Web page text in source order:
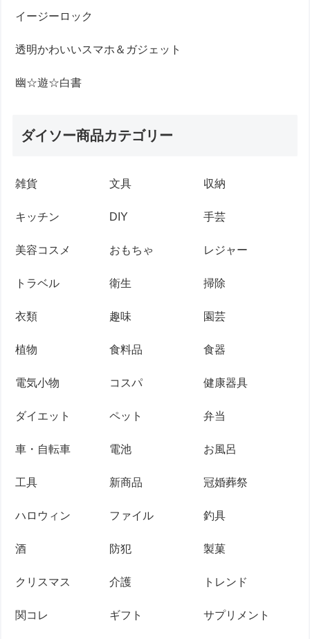
イージーロック
透明かわいいスマホ＆ガジェット
幽☆遊☆白書
ダイソー商品カテゴリー
雑貨 文具 収納
キッチン DIY 手芸
美容コスメ おもちゃ レジャー
トラベル 衛生 掃除
衣類 趣味 園芸
植物 食料品 食器
電気小物 コスパ 健康器具
ダイエット ペット 弁当
車・自転車 電池 お風呂
工具 新商品 冠婚葬祭
ハロウィン ファイル 釣具
酒 防犯 製菓
クリスマス 介護 トレンド
関コレ ギフト サプリメント